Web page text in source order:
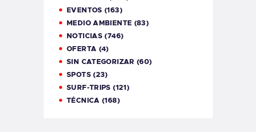
EVENTOS (163)
MEDIO AMBIENTE (83)
NOTICIAS (746)
OFERTA (4)
SIN CATEGORIZAR (60)
SPOTS(23)
SURF-TRIPS (121)
TÉCNICA (168)